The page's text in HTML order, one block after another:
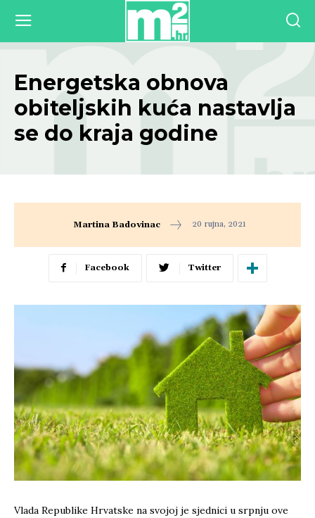
Energetska obnova
obiteljskih kuća nastavlja
se do kraja godine
Martina Badovinac 20 rujna, 2021
Facebook Twitter
Vlada Republike Hrvatske na svojoj je sjednici u srpnju ove